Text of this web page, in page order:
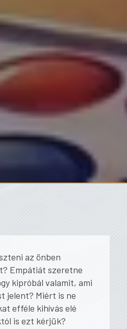
az önben
Empátiát szeretne
kipróbál valamit, ami
jelent? Miért is ne
efféle kihívás elé
is ezt kérjük?